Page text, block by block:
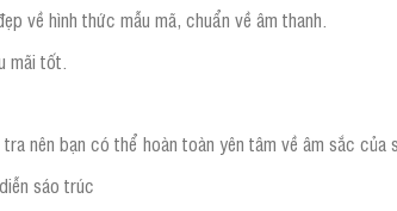
về hình thức mẫu mã, chuẩn về âm thanh.
mãi tốt.
nên bạn có thể hoàn toàn yên tâm về âm sắc của
sáo trúc